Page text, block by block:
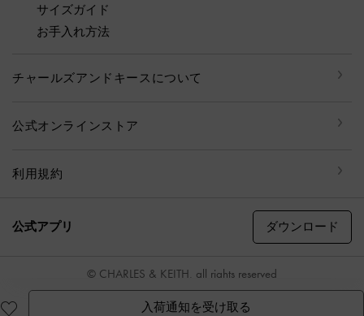
入荷通知を受け取る
サイズガイド
お手入れ方法
チャールズアンドキースについて
公式オンラインストア
利用規約
公式アプリ ダウンロード
© CHARLES & KEITH, all rights reserved